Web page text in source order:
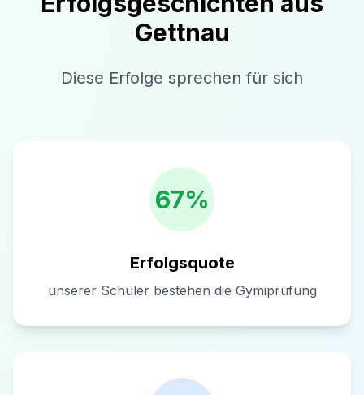
Gettnau
Diese Erfolge sprechen für sich
67%
Erfolgsquote
unserer Schüler bestehen die Gymiprüfung